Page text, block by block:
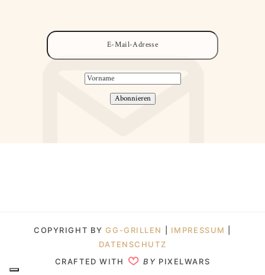
COPYRIGHT BYGG-GRILLEN IMPRESSUM
DATENSCHUTZ
CRAFTED WITH
BY PIXELWARS